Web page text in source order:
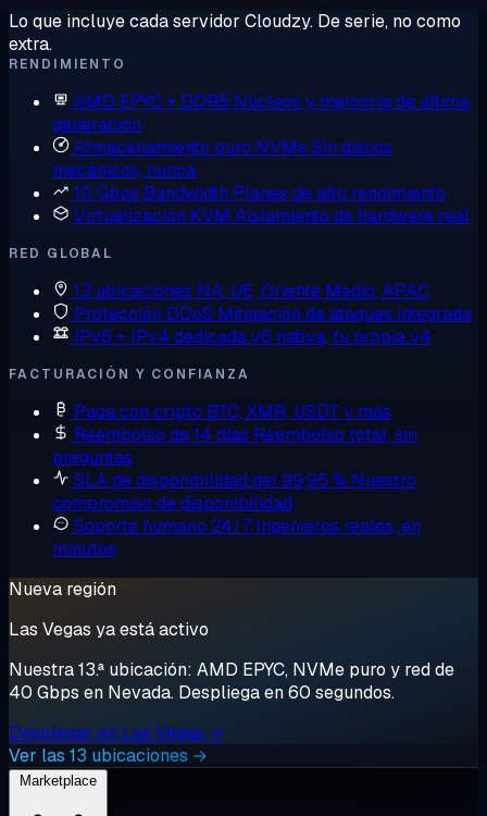
Lo que incluye cada servidor Cloudzy. De serie, no como
extra.
RENDIMIENTO
AMD EPYC + DDR5 Núcleos y memoria de última
generación
Almacenamiento puro NVMeSin discos
mecánicos, nunca
10 Gbps Bandwidth Planes de alto rendimiento
Virtualización KVM Aislamiento de hardware real
RED GLOBAL
13 ubicaciones NA, UE, Oriente Medio, APAC
Protección DDoS Mitigación de ataques integrada
IPv6 + IPv4 dedicadav6 nativa, tu propia v4
FACTURACIÓN Y CONFIANZA
Paga con cripto BTC, XMR, USDT y más
Reembolso de 14 días Reembolso total, sin
preguntas
SLA de disponibilidad del 99,95 % Nuestro
compromiso de disponibilidad
Soporte humano 24/7 Ingenieros reales, en
minutos
Nueva región
Las Vegas ya está activo
Nuestra 13.ª ubicación: AMD EPYC, NVMe puro y red de
40 Gbps en Nevada. Despliega en 60 segundos.
Desplegar en Las Vegas →
Ver las 13 ubicaciones →